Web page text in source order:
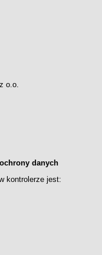
o.o.
danych
kontrolerze jest: